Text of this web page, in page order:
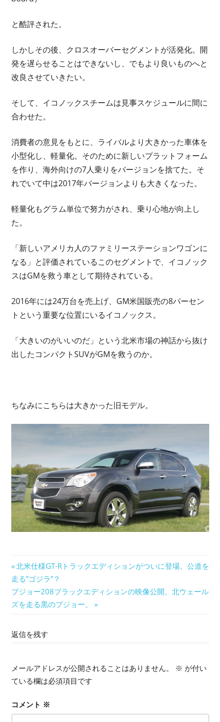
と酷評された。
しかしその後、クロスオーバーセグメントが活発化。開
発を遅らせることはできないし、でもより良いものへと
改良させていきたい。
そして、イコノックスチームは見事スケジュールに間に
合わせた。
消費者の意見をもとに、ライバルより大きかった車体を
小型化し、軽量化。そのために新しいプラットフォーム
を作り、海外向けの7人乗りをバージョンを捨てた。そ
れでいて中は2017年バージョンよりも大きくなった。
軽量化もグラム単位で努力がされ、乗り心地が向上し
た。
「新しいアメリカ人のファミリーステーションワゴンに
なる」と評価されているこのセグメントで、イコノック
スはGMを救う車として期待されている。
2016年には24万台を売上げ、GM米国販売の8パーセン
トという重要な位置にいるイコノックス。
「大きいのがいいのだ」という北米市場の神話から抜け
出したコンパクトSUVがGMを救うのか。
ちなみにこちらは大きかった旧モデル。
投
稿
ナ
ビ
ー
シ
ョ
前
の
記
事:
北米仕様GT-Rトラックエディションがついに登場。公道を
走る”ゴジラ”？
次
の
事:
プジョー208ブラックエディションの映像公開。北ウェール
ズを走る黒のプジョー。
返信を残す
メールアドレスが公開されることはありません。 ※ が付い
ている欄は必須項目です
コメント ※